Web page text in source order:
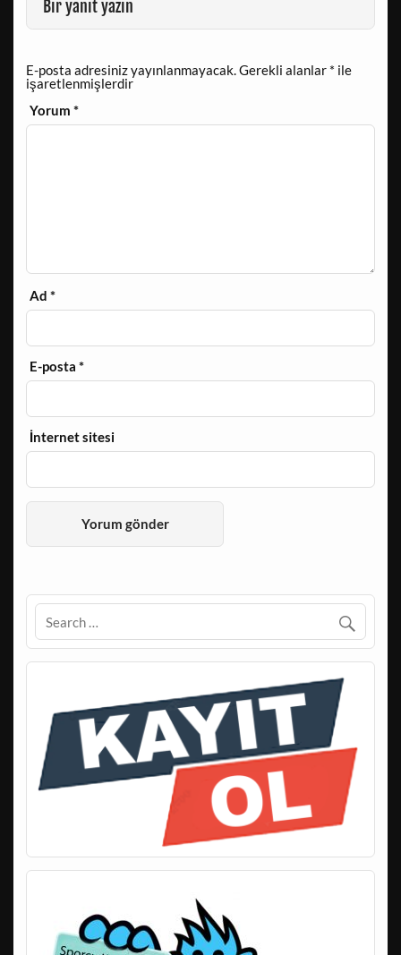
Bir yanıt yazın
E-posta adresiniz yayınlanmayacak.Gerekli alanlar * ile
işaretlenmişlerdir
Yorum*
Ad*
E-posta*
İnternet sitesi